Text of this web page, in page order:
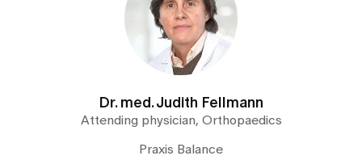
Dr. med. Judith Fellmann
Attending physician, Orthopaedics
Praxis Balance